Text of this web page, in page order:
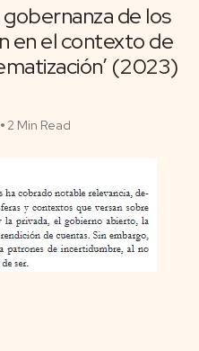
de los
en el contexto de
(2023)
2 Min Read